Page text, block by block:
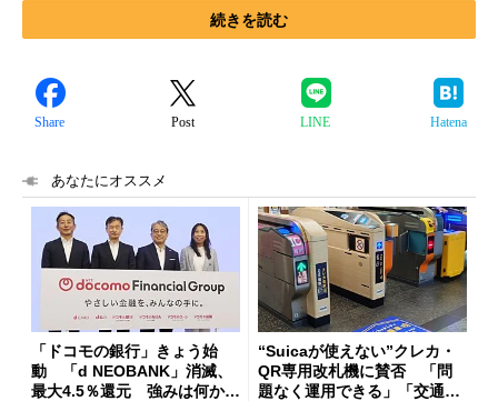
続きを読む
Share Post LINE Hatena
あなたにオススメ
「ドコモの銀行」きょう始
動 「d NEOBANK」消滅、
最大4.5％還元 強みは何か解
“Suicaが使えない”クレカ・
QR専用改札機に賛否 「問
題なく運用できる」「交通系I